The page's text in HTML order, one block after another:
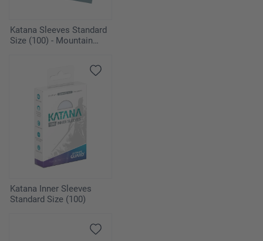
Katana Sleeves Standard
Size (100) - Mountain
Katana Inner Sleeves
Standard Size (100)